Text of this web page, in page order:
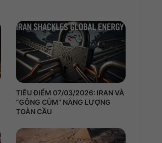
TIÊU ĐIỂM 07/03/2026: IRAN VÀ
“GÔNG CÙM” NĂNG LƯỢNG
TOÀN CẦU